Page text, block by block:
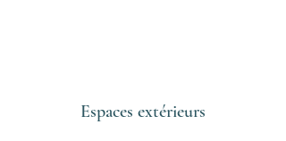
Espaces extérieurs